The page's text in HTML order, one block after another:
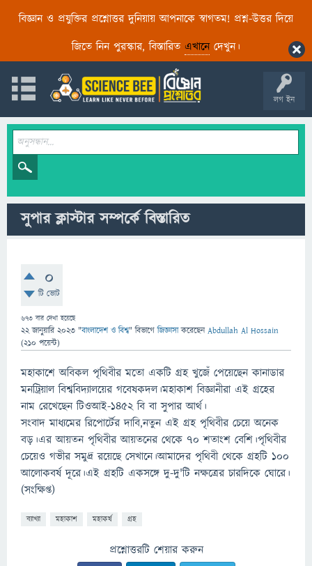
বিজ্ঞান ও প্রযুক্তির প্রশ্নোত্তর দুনিয়ায় আপনাকে স্বাগতম! প্রশ্ন-উত্তর দিয়ে
জিতে নিন পুরস্কার, বিস্তারিত এখানেদেখুন।
লগ ইন
সুপার ক্লাস্টার সম্পর্কে বিস্তারিত
0
টি ভোট
673 বার দেখা হয়েছে
22 জানুয়ারি 2023 "বাংলাদেশ ও বিশ্ব" বিভাগে জিজ্ঞাসাকরেছেনAbdullah Al Hossain
(210 পয়েন্ট)
মহাকাশে অবিকল পৃথিবীর মতো একটি গ্রহ খুজেঁ পেয়েছেন কানাডার
মনট্রিয়াল বিশ্ববিদ্যালয়ের গবেষকদল।মহাকাশ বিজ্ঞানীরা এই গ্রহের
নাম রেখেছেন টিওআই-১৪৫২ বি বা সুপার আর্থ।
সংবাদ মাধ্যমের রিপোর্টের দাবি,নতুন এই গ্রহ পৃথিবীর চেয়ে অনেক
বড়।এর আয়তন পৃথিবীর আয়তনের থেকে ৭০ শতাংশ বেশি।পৃথিবীর
চেয়েও গভীর সমুদ্র রয়েছে সেখানে।আমাদের পৃথিবী থেকে গ্রহটি ১০০
আলোকবর্ষ দূরে।এই গ্রহটি একসঙ্গে দু-দু'টি নক্ষত্রের চারদিকে ঘোরে।
(সংক্ষিপ্ত)
ব্যাখ্যা মহাকাশ মহাকর্ষ গ্রহ
প্রশ্নোত্তরটি শেয়ার করুন